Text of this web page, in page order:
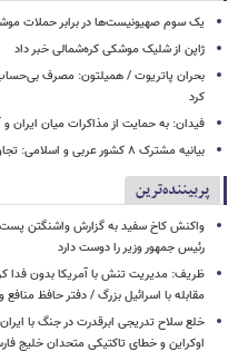
یک‌ سوم صهیونیست‌ها در برابر حملات
ژاپن از شلیک موشکی کره‌شمالی خبر داد
بحران پاتریوت / همیلتون: مصرف بی‌حساب
کرد
فیدان: به حمایت از مذاکرات میان ایران و
بیانیه مشترک ۸ کشور عربی و اسلامی: تجاوزات اسرائیل آتش‌بس غزه را تضعیف می‌کند
پربیننده‌ترین
واکنش کاخ سفید به گزارش واشنگتن
رئیس جمهور وزیر را دوست دارد
ظریف: مدیریت تنش با آمریکا بدون فدا
مقابله با اسرائیل بزرگ / دفتر حافظ
خلع سلاح تدریجی ابرقدرت در جنگ با
اوکراین و خطای تاکتیکی متحدان خلیج